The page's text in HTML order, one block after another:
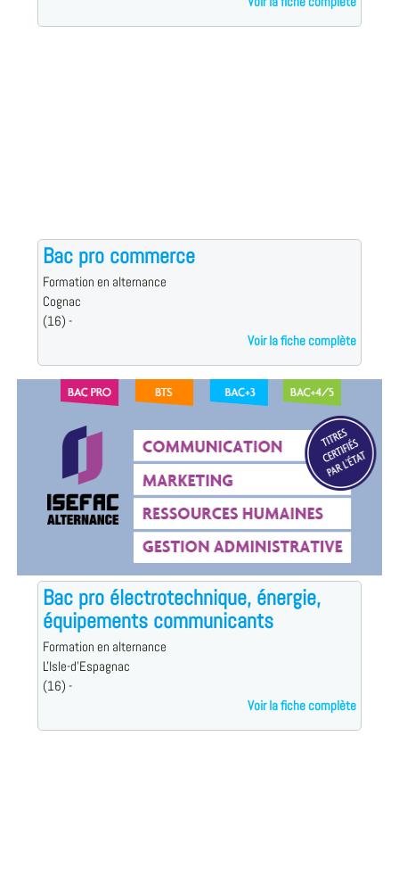
Bac pro commerce
Formation en alternance
Cognac
(16) -
Voir la fiche complète
Bac pro électrotechnique, énergie,
équipements communicants
Formation en alternance
L'Isle-d'Espagnac
(16) -
Voir la fiche complète